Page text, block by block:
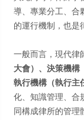
導、專業分工、合
的運行機制，也是
一般而言，現代律
大會）、決策機構
執行機構（執行主
化、知識管理、合
同構成律所的管理